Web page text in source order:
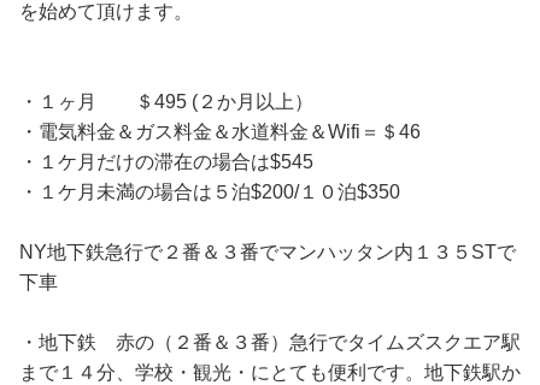
を始めて頂けます。
・１ヶ月 ＄495 (２か月以上）
・電気料金＆ガス料金＆水道料金＆Wifi＝＄46
・１ケ月だけの滞在の場合は$545
・１ケ月未満の場合は５泊$200/１０泊$350
NY地下鉄急行で２番＆３番でマンハッタン内１３５STで
下車
・地下鉄 赤の（２番＆３番）急行でタイムズスクエア駅
まで１４分、学校・観光・にとても便利です。地下鉄駅か